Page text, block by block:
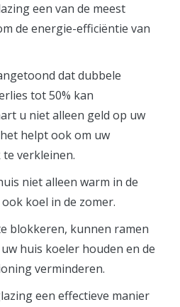
een van de meest
de energie-efficiëntie van
dat dubbele
tot 50% kan
u niet alleen geld op uw
helpt ook om uw
verkleinen.
niet alleen warm in de
koel in de zomer.
blokkeren, kunnen ramen
huis koeler houden en de
verminderen.
een effectieve manier